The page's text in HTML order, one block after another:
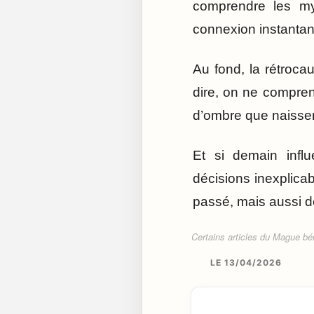
comprendre les
connexion
Au fond, la
dire, on ne
d’ombre que
Et si demain
décisions
passé, mais aussi
Certains articles du Mague
LE 13/04/2026